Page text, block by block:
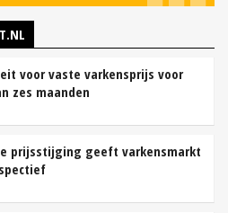
voor vaste varkensprijs voor
zes maanden
prijsstijging geeft varkensmarkt